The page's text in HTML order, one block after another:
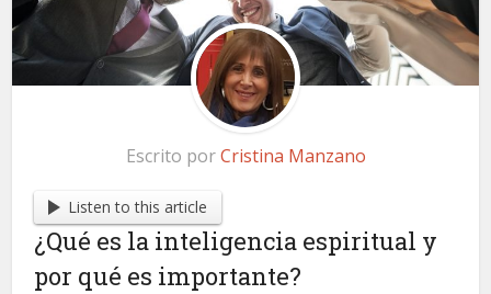
Escrito porCristina Manzano
Listen to this article
¿Qué es la inteligencia espiritual y
por qué es importante?